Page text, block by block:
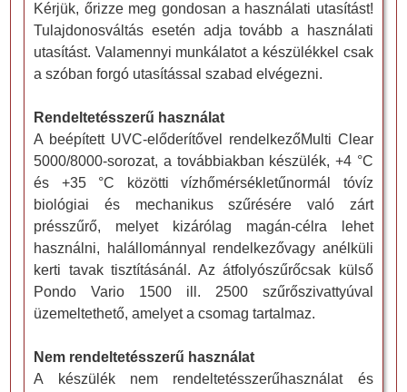
Kérjük, őrizze meg gondosan a használati utasítást!
Tulajdonosváltás esetén adja tovább a használati
utasítást. Valamennyi munkálatot a készülékkel csak
a szóban forgó utasítással szabad elvégezni.
Rendeltetésszerű használat
A beépített UVC-előderítővel rendelkezőMulti Clear
5000/8000-sorozat, a továbbiakban készülék, +4 °C
és +35 °C közötti vízhőmérsékletűnormál tóvíz
biológiai és mechanikus szűrésére való zárt
présszűrő, melyet kizárólag magán-célra lehet
használni, halállománnyal rendelkezővagy anélküli
kerti tavak tisztításánál. Az átfolyószűrőcsak külső
Pondo Vario 1500 ill. 2500 szűrőszivattyúval
üzemeltethető, amelyet a csomag tartalmaz.
Nem rendeltetésszerű használat
A készülék nem rendeltetésszerűhasználat és